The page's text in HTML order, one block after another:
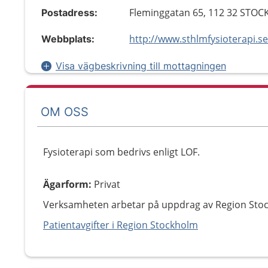
Postadress: Fleminggatan 65, 112 32
Webbplats: http://www.sthlmfysioterapi.se
Visa vägbeskrivning till mottagningen
OM OSS
Fysioterapi som bedrivs enligt LOF.
Ägarform: Privat
Verksamheten arbetar på uppdrag av Region
Patientavgifter i Region Stockholm